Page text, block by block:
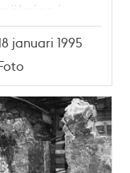
i
januari 1995